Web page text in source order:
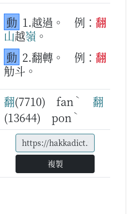
動 1.越過。 例： 翻
山越嶺 。
動 2.翻轉。 例： 翻
觔斗。
翻(7710) fan ˋ
翻
(13644) pon ˋ
複製